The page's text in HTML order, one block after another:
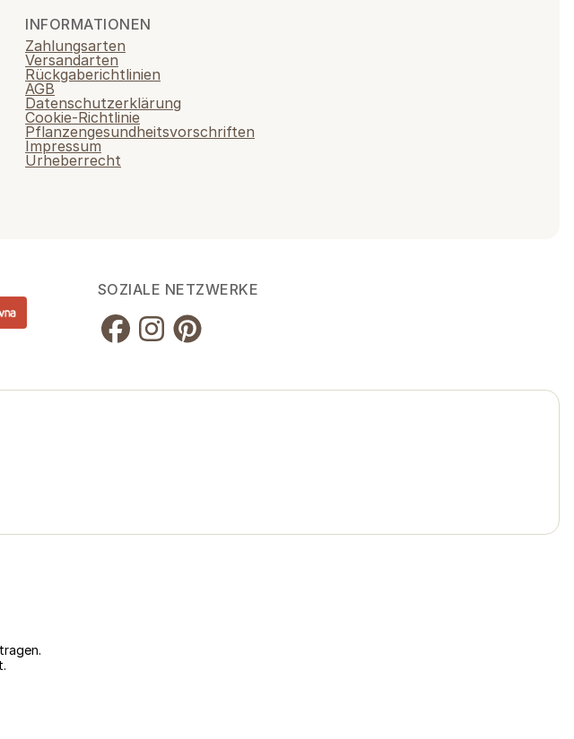
INFORMATIONEN
Zahlungsarten
Versandarten
Rückgaberichtlinien
AGB
Datenschutzerklärung
Cookie-Richtlinie
Pflanzengesundheitsvorschriften
Impressum
Urheberrecht
SOZIALE NETZWERKE